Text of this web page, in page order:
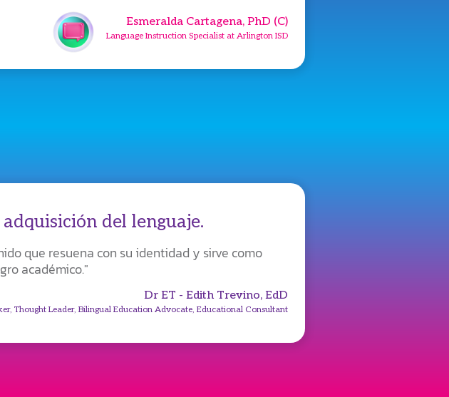
Esmeralda Cartagena, PhD (C)
Language Instruction Specialist at Arlington ISD
del lenguaje.
que resuena con su identidad y sirve como
académico."
Dr ET - Edith Trevino, EdD
Thought Leader, Bilingual Education Advocate, Educational Consultant